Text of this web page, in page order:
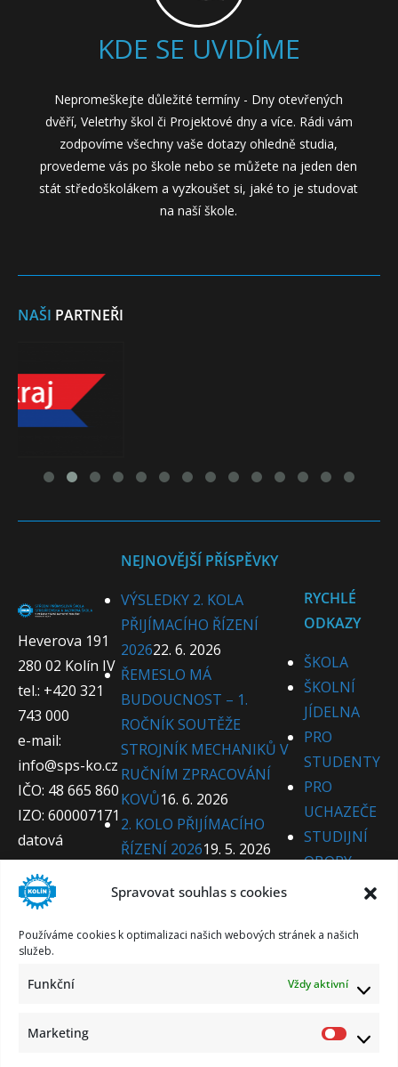
Spravovat souhlas s cookies
Používáme cookies k optimalizaci našich webových stránek a našich
služeb.
Funkční Vždy aktivní
Marketing
KDE SE UVIDÍME
Nepromeškejte důležité termíny - Dny otevřených
dvěří, Veletrhy škol či Projektové dny a více. Rádi vám
zodpovíme všechny vaše dotazy ohledně studia,
provedeme vás po škole nebo se můžete na jeden den
stát středoškolákem a vyzkoušet si, jaké to je studovat
na naší škole.
NAŠI PARTNEŘI
Heverova 191
280 02 Kolín IV
tel.: +420 321
743 000
e-mail:
info@sps-ko.cz
IČO: 48 665 860
IZO: 600007171
datová
schránka:
658gi4g
NEJNOVĚJŠÍ PŘÍSPĚVKY
VÝSLEDKY 2. KOLA
PŘIJÍMACÍHO ŘÍZENÍ
202622. 6. 2026
ŘEMESLO MÁ
BUDOUCNOST – 1.
ROČNÍK SOUTĚŽE
STROJNÍK MECHANIKŮ V
RUČNÍM ZPRACOVÁNÍ
KOVŮ16. 6. 2026
2. KOLO PŘIJÍMACÍHO
ŘÍZENÍ 202619. 5. 2026
PŘIJÍMACÍHO ŘÍZENÍ
RYCHLÉ
ODKAZY
ŠKOLA
ŠKOLNÍ
JÍDELNA
PRO
STUDENTY
PRO
UCHAZEČE
STUDIJNÍ
OBORY
PRO
KE
KONTAKT